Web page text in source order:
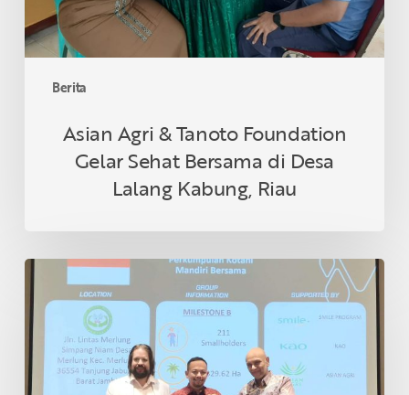
Berita
Desa
Lalang
Kabung,
Asian Agri & Tanoto Foundation
Gelar Sehat Bersama di Desa
Lalang Kabung, Riau
Petani
Swadaya
Indonesia
Raih
Sertifikasi
RSPO